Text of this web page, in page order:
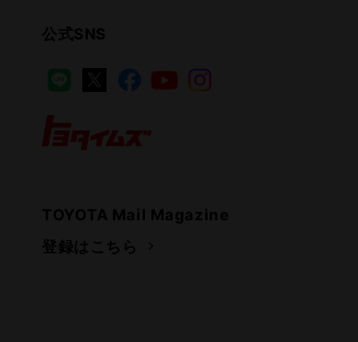
公式SNS
LINE Facebook
YouTube
TOYOTA Mail Magazine
登録はこちら